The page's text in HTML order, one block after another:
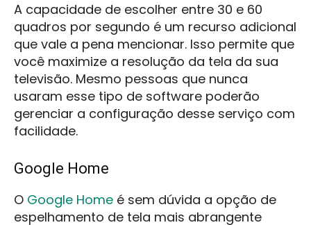
A capacidade de escolher entre 30 e 60
quadros por segundo é um recurso adicional
que vale a pena mencionar. Isso permite que
você maximize a resolução da tela da sua
televisão. Mesmo pessoas que nunca
usaram esse tipo de software poderão
gerenciar a configuração desse serviço com
facilidade.
Google Home
O Google Home é sem dúvida a opção de
espelhamento de tela mais abrangente